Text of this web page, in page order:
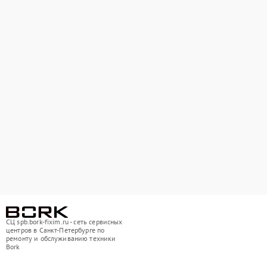
СЦ spb.bork-fixim.ru - сеть сервисных
центров в Санкт-Петербурге по
ремонту и обслуживанию техники
Bork